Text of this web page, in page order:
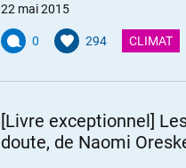
22 mai 2015
0 294 CLIMAT
[Livre exceptionnel]
doute, de Naomi